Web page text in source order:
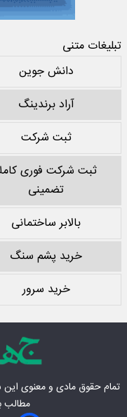
تبلیغات متنی
دانش جوین
آراد برندینگ
ثبت شرکت
ثبت شرکت فوری
تضمینی
بالابر ساختمانی
خرید پشم سنگ
خرید سرور
تمام حقوق مادی‌ و معنوی
مطالب